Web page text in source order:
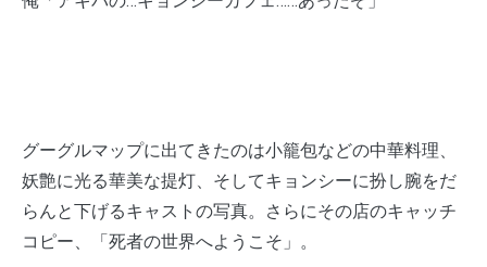
グーグルマップに出てきたのは小籠包などの中華料理、
妖艶に光る華美な提灯、そしてキョンシーに扮し腕をだ
らんと下げるキャストの写真。さらにその店のキャッチ
コピー、「死者の世界へようこそ」。